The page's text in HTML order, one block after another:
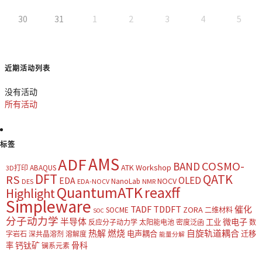
30 31 1 2 3 4 5
近期活动列表
没有活动
所有活动
标签
3D打印 ABAQUSADFAMS ATK Workshop BAND COSMO-
RS DES DFT EDA EDA-NOCV NanoLab NMR NOCVOLED QATK
HighlightQuantumATKreaxff
Simpleware SOC SOCME TADF TDDFT ZORA 二维材料 催化
分子动力学 半导体 反应分子动力学 太阳能电池 密度泛函 工业 微电子 数
字岩石 深共晶溶剂 溶解度 热解燃烧 电声耦合 能量分解 自旋轨道耦合迁移
率钙钛矿 镧系元素 骨科